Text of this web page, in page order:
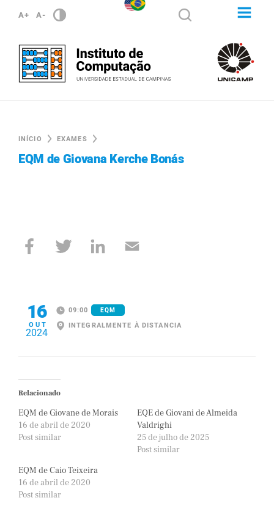
A+ A-
INÍCIO EXAMES
EQM de Giovana Kerche Bonás
16
OUT
2024
09:00 EQM
INTEGRALMENTE À DISTANCIA
Relacionado
EQM de Giovane de Morais
16 de abril de 2020
Post similar
EQE de Giovani de Almeida
Valdrighi
25 de julho de 2025
Post similar
EQM de Caio Teixeira
16 de abril de 2020
Post similar